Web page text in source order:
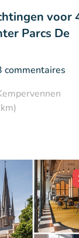
voor
Parcs De
commentaires